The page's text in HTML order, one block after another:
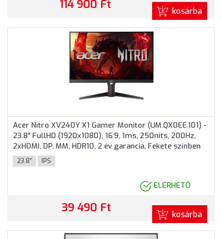
114 900 Ft kosárba
Acer Nitro XV240Y X1 Gamer Monitor (UM.QX0EE.101) -
23.8" FullHD (1920x1080), 16:9, 1ms, 250nits, 200Hz,
2xHDMI, DP, MM, HDR10, 2 év garancia, Fekete színben
23.8" IPS
ELÉRHETŐ
39 490 Ft kosárba